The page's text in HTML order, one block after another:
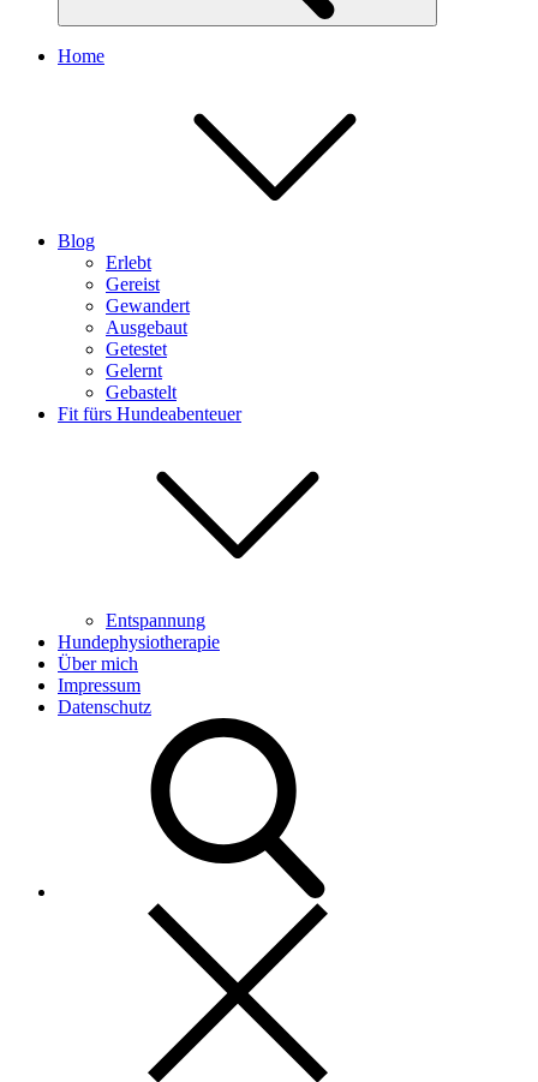
Home
Blog
Erlebt
Gereist
Gewandert
Ausgebaut
Getestet
Gelernt
Gebastelt
Fit fürs Hundeabenteuer
Entspannung
Hundephysiotherapie
Über mich
Impressum
Datenschutz